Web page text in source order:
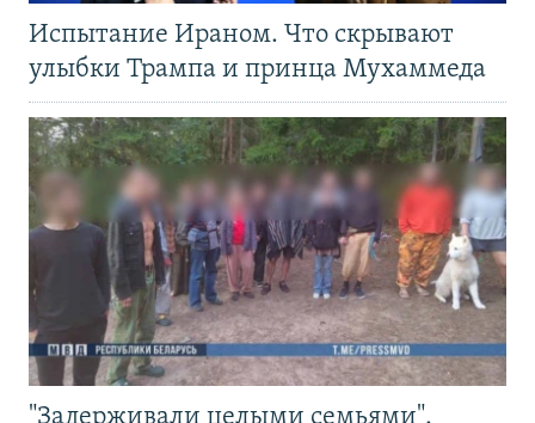
Испытание Ираном. Что скрывают
улыбки Трампа и принца Мухаммеда
"Задерживали целыми семьями".